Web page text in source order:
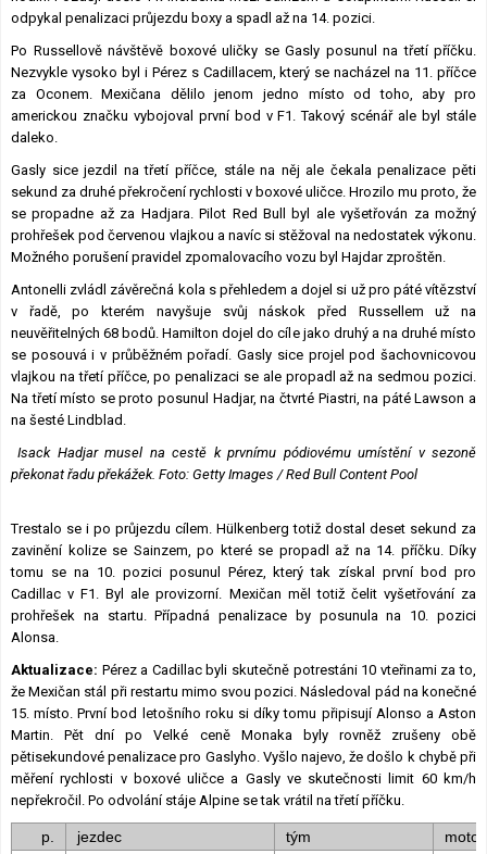
odpykal penalizaci průjezdu boxy a spadl až na 14. pozici.
Po Russellově návštěvě boxové uličky se Gasly posunul na třetí příčku.
Nezvykle vysoko byl i Pérez s Cadillacem, který se nacházel na 11. příčce
za Oconem. Mexičana dělilo jenom jedno místo od toho, aby pro
americkou značku vybojoval první bod v F1. Takový scénář ale byl stále
daleko.
Gasly sice jezdil na třetí příčce, stále na něj ale čekala penalizace pěti
sekund za druhé překročení rychlosti v boxové uličce. Hrozilo mu proto, že
se propadne až za Hadjara. Pilot Red Bull byl ale vyšetřován za možný
prohřešek pod červenou vlajkou a navíc si stěžoval na nedostatek výkonu.
Možného porušení pravidel zpomalovacího vozu byl Hajdar zproštěn.
Antonelli zvládl závěrečná kola s přehledem a dojel si už pro páté vítězství
v řadě, po kterém navyšuje svůj náskok před Russellem už na
neuvěřitelných 68 bodů. Hamilton dojel do cíle jako druhý a na druhé místo
se posouvá i v průběžném pořadí. Gasly sice projel pod šachovnicovou
vlajkou na třetí příčce, po penalizaci se ale propadl až na sedmou pozici.
Na třetí místo se proto posunul Hadjar, na čtvrté Piastri, na páté Lawson a
na šesté Lindblad.
Isack Hadjar musel na cestě k prvnímu pódiovému umístění v sezoně
překonat řadu překážek. Foto: Getty Images / Red Bull Content Pool
Trestalo se i po průjezdu cílem. Hülkenberg totiž dostal deset sekund za
zavinění kolize se Sainzem, po které se propadl až na 14. příčku. Díky
tomu se na 10. pozici posunul Pérez, který tak získal první bod pro
Cadillac v F1. Byl ale provizorní. Mexičan měl totiž čelit vyšetřování za
prohřešek na startu. Případná penalizace by posunula na 10. pozici
Alonsa.
Aktualizace: Pérez a Cadillac byli skutečně potrestáni 10 vteřinami za to,
že Mexičan stál při restartu mimo svou pozici. Následoval pád na konečné
15. místo. První bod letošního roku si díky tomu připisují Alonso a Aston
Martin. Pět dní po Velké ceně Monaka byly rovněž zrušeny obě
pětisekundové penalizace pro Gaslyho. Vyšlo najevo, že došlo k chybě při
měření rychlosti v boxové uličce a Gasly ve skutečnosti limit 60 km/h
nepřekročil. Po odvolání stáje Alpine se tak vrátil na třetí příčku.
p. jezdec tým
motor